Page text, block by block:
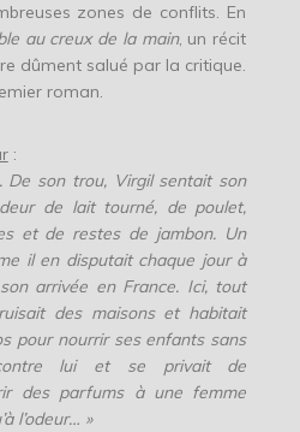
zones de conflits. En
au creux de la main, un récit
dûment salué par la critique.
roman.
:
De son trou, Virgil sentait son
de lait tourné, de poulet,
et de restes de jambon. Un
il en disputait chaque jour à
arrivée en France. Ici, tout
des maisons et habitait
pour nourrir ses enfants sans
lui et se privait de
des parfums à une femme
l’odeur… »